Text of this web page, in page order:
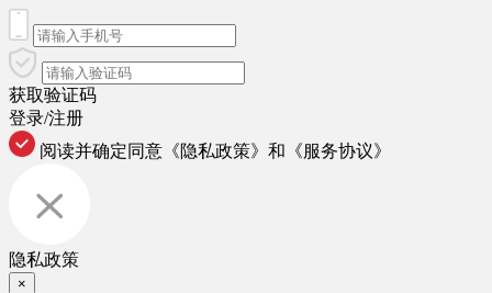
获取验证码
登录/注册
阅读并确定同意 《隐私政策》 和 《服务协议》
隐私政策
×